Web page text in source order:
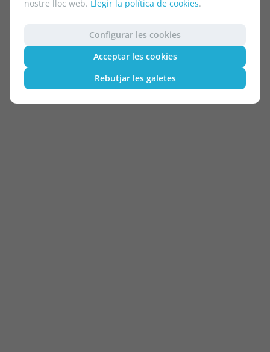
nostre lloc web. Llegir la política de cookies.
Configurar les cookies
Acceptar les cookies
Rebutjar les galetes